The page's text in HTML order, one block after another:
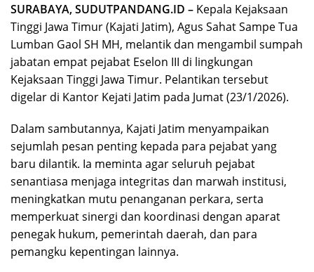
SURABAYA, SUDUTPANDANG.ID – Kepala Kejaksaan
Tinggi Jawa Timur (Kajati Jatim), Agus Sahat Sampe Tua
Lumban Gaol SH MH, melantik dan mengambil sumpah
jabatan empat pejabat Eselon III di lingkungan
Kejaksaan Tinggi Jawa Timur. Pelantikan tersebut
digelar di Kantor Kejati Jatim pada Jumat (23/1/2026).
Dalam sambutannya, Kajati Jatim menyampaikan
sejumlah pesan penting kepada para pejabat yang
baru dilantik. Ia meminta agar seluruh pejabat
senantiasa menjaga integritas dan marwah institusi,
meningkatkan mutu penanganan perkara, serta
memperkuat sinergi dan koordinasi dengan aparat
penegak hukum, pemerintah daerah, dan para
pemangku kepentingan lainnya.